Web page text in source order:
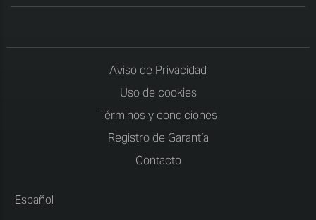
Aviso de Privacidad
Uso de cookies
Términos y condiciones
Registro de Garantía
Contacto
Español